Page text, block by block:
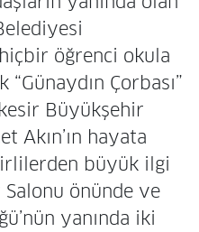
öğrenci okula
Çorbası”
Büyükşehir
Akın’ın hayata
büyük ilgi
önünde ve
yanında iki